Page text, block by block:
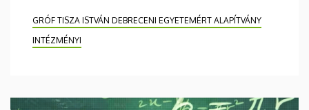
GRÓF TISZA ISTVÁN DEBRECENI EGYETEMÉRT ALAPÍTVÁNY
INTÉZMÉNYI